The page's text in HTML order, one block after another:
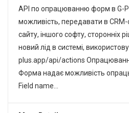
API по опрацюванню форм в G-
можливість, передавати в
сайту, іншого софту, сторонніх
новий лід в системі,
plus.app/api/actions
Форма надає можливість
Field name…